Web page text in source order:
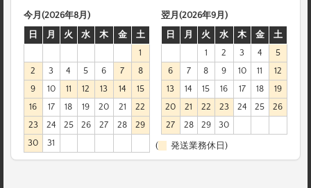
今月(2026年8月)
日
月 火 水 木 金
土
1
2
3 4 5 6 7
8
9
10 11 12 13 14
15
16
17 18 19 20 21
22
23
24 25 26 27 28
29
30
31
翌月(2026年9月)
日
月 火 水 木 金
土
1
2 3 4
5
6
7 8 9 10 11
12
13
14 15 16 17 18
19
20
21 22 23 24 25
26
27
28 29 30
( 発送業務休日)